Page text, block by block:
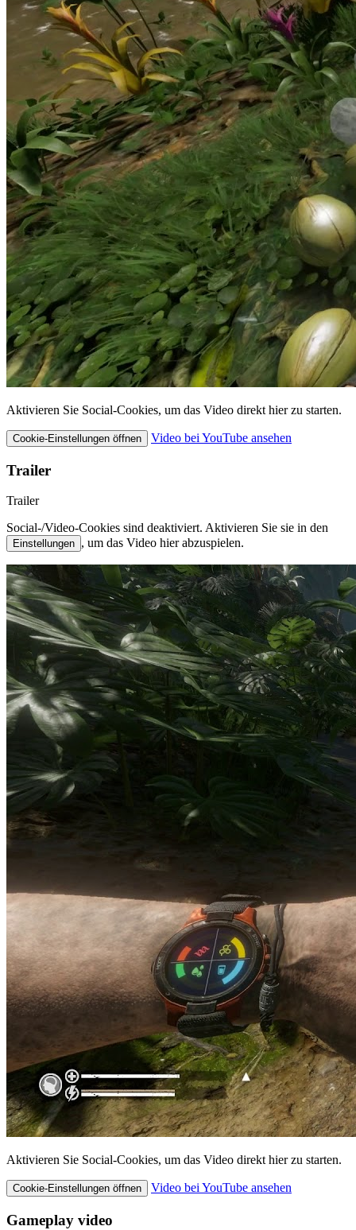
Aktivieren Sie Social-Cookies, um das Video direkt hier zu starten.
Cookie-Einstellungen öffnen Video bei YouTube ansehen
Trailer
Trailer
Social-/Video-Cookies sind deaktiviert. Aktivieren Sie sie in den
Einstellungen , um das Video hier abzuspielen.
Aktivieren Sie Social-Cookies, um das Video direkt hier zu starten.
Cookie-Einstellungen öffnen Video bei YouTube ansehen
Gameplay video